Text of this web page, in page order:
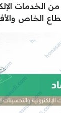
الخدمات
الخاص